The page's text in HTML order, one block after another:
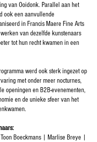
van Ooidonk. Parallel aan het
ook een aanvullende
in Francis Maere Fine Arts
van dezelfde kunstenaars
tot hun recht kwamen in een
werd ook sterk ingezet op
met onder meer nocturnes,
openingen en B2B-evenementen,
en de unieke sfeer van het
Boeckmans | Marlise Breye |